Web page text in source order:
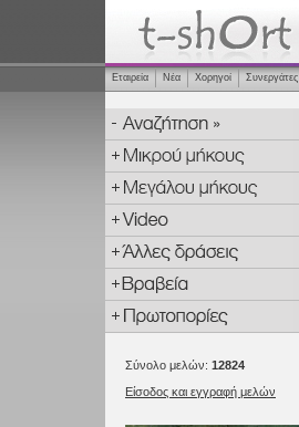
Εταιρεία Νέα Χορηγοί Συνεργάτες
Σύνολο μελών: 12824
Είσοδος και εγγραφή μελών